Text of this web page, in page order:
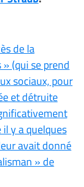
de la
(qui se prend
sociaux, pour
et détruite
y a quelques
avait donné
» de